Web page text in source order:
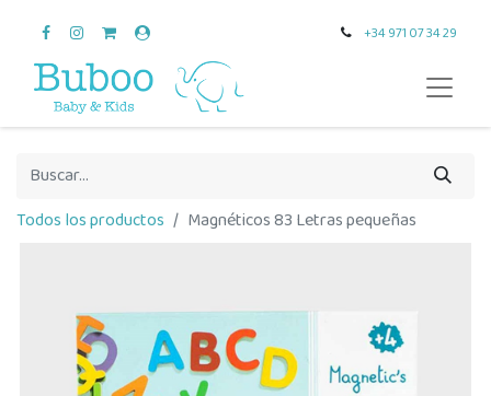
+34 971 07 34 29
Todos los productos Magnéticos 83 Letras pequeñas